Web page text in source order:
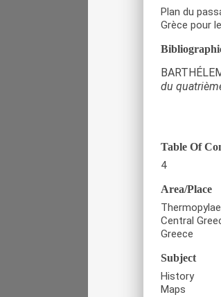
Plan du
Grèce pour
du
Table Of
4
Area/Place
Thermopylae
Central
Greece
Subject
History
Maps